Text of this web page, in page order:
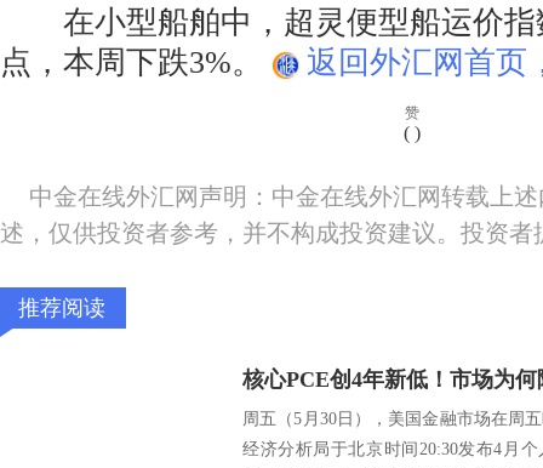
在小型船舶中，超灵便型船运价指
点，本周下跌3%。
返回外汇网首页
赞
( )
中金在线外汇网声明：中金在线外汇网转载上
述，仅供投资者参考，并不构成投资建议。投资
推荐阅读
周五（5月30日），美国金融市场在周
经济分析局于北京时间20:30发布4月